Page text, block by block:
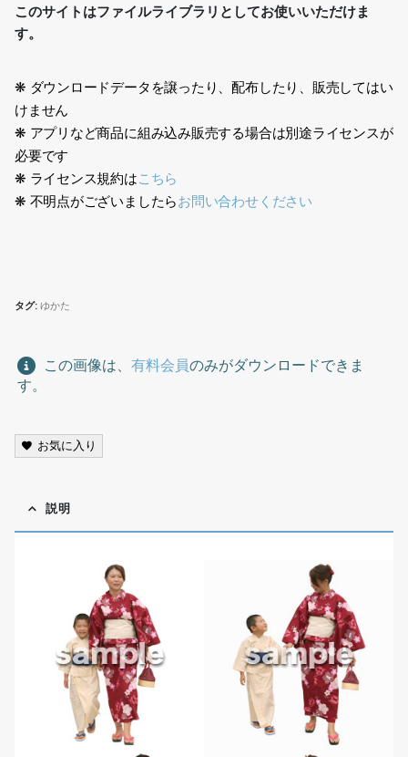
このサイトはファイルライブラリとしてお使いいただけま
す。
❋ ダウンロードデータを譲ったり、配布したり、販売してはい
けません
❋ アプリなど商品に組み込み販売する場合は別途ライセンスが
必要です
❋ ライセンス規約はこちら
❋ 不明点がございましたらお問い合わせください
タグ:ゆかた
この画像は、 有料会員のみがダウンロードできま
す。
お気に入り
説明